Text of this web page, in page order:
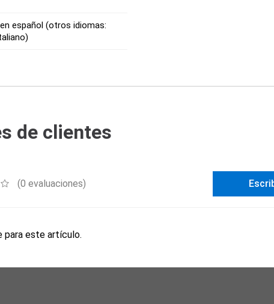
español (otros idiomas:
de clientes
(0 evaluaciones)
para este artículo.